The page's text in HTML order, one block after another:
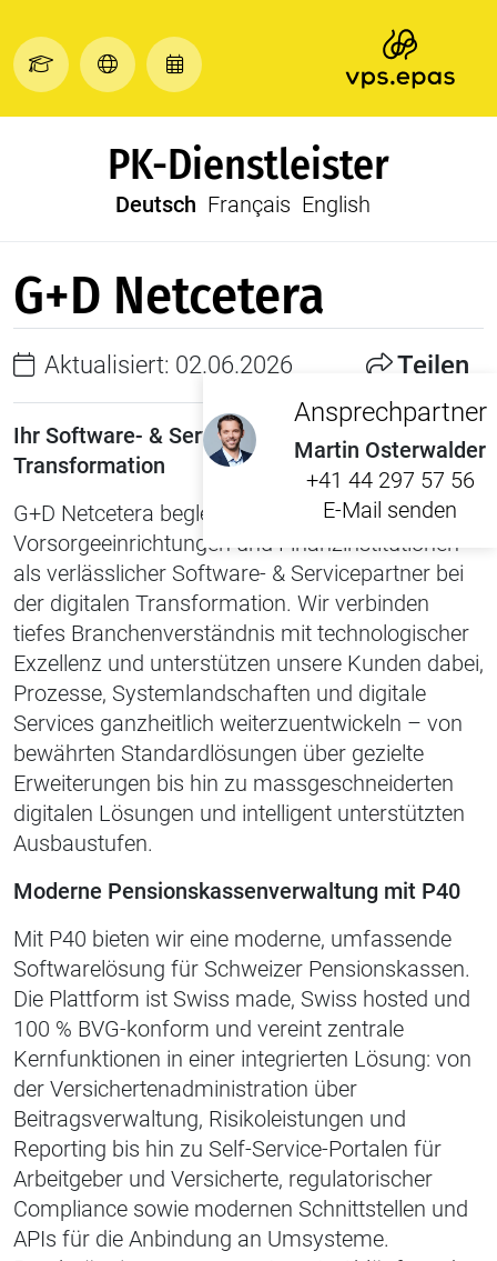
PK-Dienstleister
Deutsch Français English
Ansprechpartner
Martin Osterwalder
+41 44 297 57 56
E-Mail senden
G+D Netcetera
Aktualisiert: 02.06.2026 Teilen
Ihr Software- & Servicepartner für digitale
Transformation
G+D Netcetera begleitet Pensionskassen,
Vorsorgeeinrichtungen und Finanzinstitutionen
als verlässlicher Software- & Servicepartner bei
der digitalen Transformation. Wir verbinden
tiefes Branchenverständnis mit technologischer
Exzellenz und unterstützen unsere Kunden dabei,
Prozesse, Systemlandschaften und digitale
Services ganzheitlich weiterzuentwickeln – von
bewährten Standardlösungen über gezielte
Erweiterungen bis hin zu massgeschneiderten
digitalen Lösungen und intelligent unterstützten
Ausbaustufen.
Moderne Pensionskassenverwaltung mit P40
Mit P40 bieten wir eine moderne, umfassende
Softwarelösung für Schweizer Pensionskassen.
Die Plattform ist Swiss made, Swiss hosted und
100 % BVG-konform und vereint zentrale
Kernfunktionen in einer integrierten Lösung: von
der Versichertenadministration über
Beitragsverwaltung, Risikoleistungen und
Reporting bis hin zu Self-Service-Portalen für
Arbeitgeber und Versicherte, regulatorischer
Compliance sowie modernen Schnittstellen und
APIs für die Anbindung an Umsysteme.